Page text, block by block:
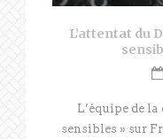
L’attentat du
L’équipe de
sensibles » sur